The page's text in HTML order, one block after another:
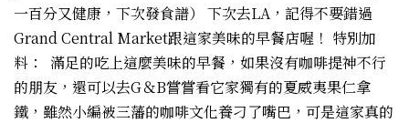
一百分又健康，下次發食譜） 下次去LA，記得不要錯過
Grand Central Market跟這家美味的早餐店喔！ 特別加
料： 滿足的吃上這麼美味的早餐，如果沒有咖啡提神不行
的朋友，還可以去G＆B嘗嘗看它家獨有的夏威夷果仁拿
鐵，雖然小編被三藩的咖啡文化養刁了嘴巴，可是這家真的